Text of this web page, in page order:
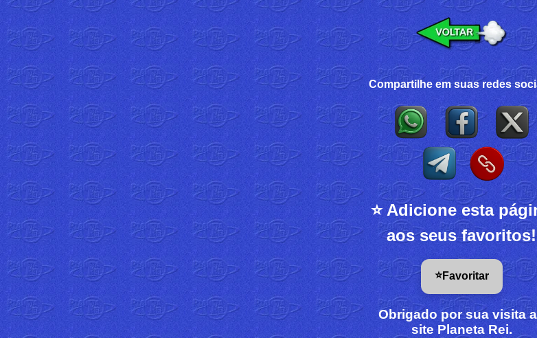
Compartilhe em suas redes
⭐ Adicione esta
aos seus favoritos!
⭐Favoritar
Obrigado por sua visita
site Planeta Rei.